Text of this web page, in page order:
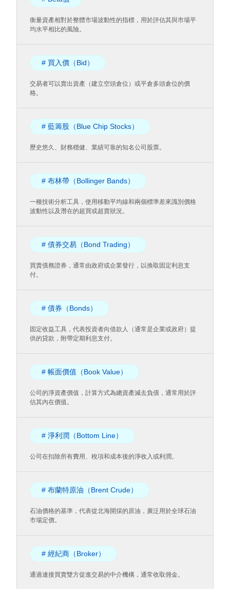
衡量資產相對於整體市場波動性的指標，用於評估其與市場平
均水平相比的風險。
# 買入價（Bid）
交易者可以賣出資產（建立空頭倉位）或平倉多頭倉位的價
格。
# 藍籌股（Blue Chip Stocks）
歷史悠久、財務穩健、業績可靠的知名公司股票。
# 布林帶（Bollinger Bands）
一種技術分析工具，使用移動平均線和兩個標準差來識別價格
波動性以及潛在的超買或超賣狀況。
# 債券交易（Bond Trading）
買賣債務證券，通常由政府或企業發行，以換取固定利息支
付。
# 債券（Bonds）
固定收益工具，代表投資者向借款人（通常是企業或政府）提
供的貸款，附帶定期利息支付。
# 帳面價值（Book Value）
公司的淨資產價值，計算方式為總資產減去負債，通常用於評
估其內在價值。
# 淨利潤（Bottom Line）
公司在扣除所有費用、稅項和成本後的淨收入或利潤。
# 布蘭特原油（Brent Crude）
石油價格的基準，代表從北海開採的原油，廣泛用於全球石油
市場定價。
# 經紀商（Broker）
通過連接買賣雙方促進交易的中介機構，通常收取佣金。